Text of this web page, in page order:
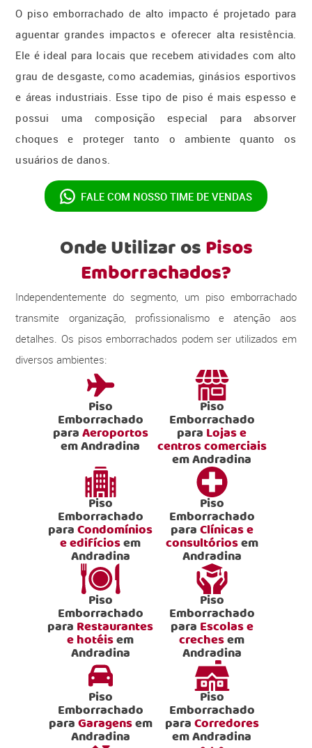
O piso emborrachado de alto impacto é projetado para
aguentar grandes impactos e oferecer alta resistência.
Ele é ideal para locais que recebem atividades com alto
grau de desgaste, como academias, ginásios esportivos
e áreas industriais. Esse tipo de piso é mais espesso e
possui uma composição especial para absorver
choques e proteger tanto o ambiente quanto os
usuários de danos.
FALE COM NOSSO TIME DE VENDAS
Onde Utilizar osPisos
Emborrachados?
Independentemente do segmento, um piso emborrachado
transmite organização, profissionalismo e atenção aos
detalhes. Os pisos emborrachados podem ser utilizados em
diversos ambientes:
Piso
Emborrachado
paraAeroportos
em Andradina
Piso
Emborrachado
para Lojas e
centros comerciais
em Andradina
Piso
Emborrachado
paraCondomínios
e edifíciosem
Andradina
Piso
Emborrachado
paraClínicas e
consultóriosem
Andradina
Piso
Emborrachado
para Restaurantes
e hotéisem
Andradina
Piso
Emborrachado
para Escolas e
crechesem
Andradina
Piso
Emborrachado
paraGaragensem
Andradina
Piso
Emborrachado
paraCorredores
em Andradina